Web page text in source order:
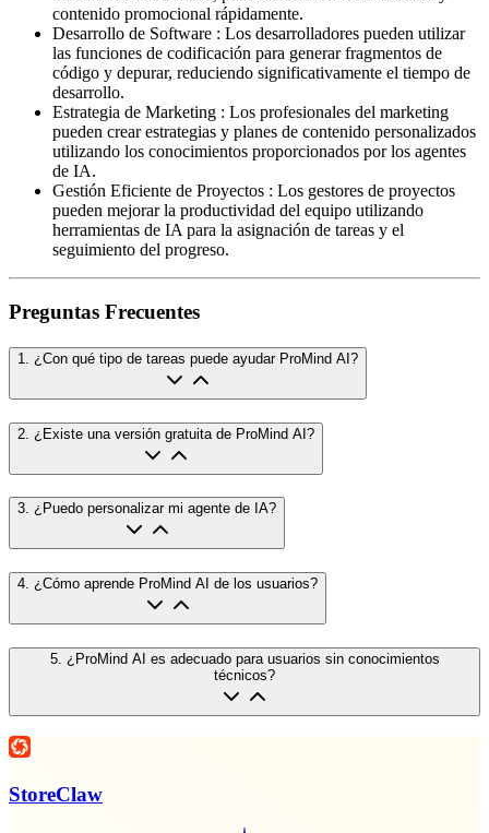
contenido promocional rápidamente.
Desarrollo de Software : Los desarrolladores pueden utilizar
las funciones de codificación para generar fragmentos de
código y depurar, reduciendo significativamente el tiempo de
desarrollo.
Estrategia de Marketing : Los profesionales del marketing
pueden crear estrategias y planes de contenido personalizados
utilizando los conocimientos proporcionados por los agentes
de IA.
Gestión Eficiente de Proyectos : Los gestores de proyectos
pueden mejorar la productividad del equipo utilizando
herramientas de IA para la asignación de tareas y el
seguimiento del progreso.
Preguntas Frecuentes
1 ¿Con qué tipo de tareas puede ayudar ProMind AI?
2 ¿Existe una versión gratuita de ProMind AI?
3. ¿Puedo personalizar mi agente de IA?
4 ¿Cómo aprende ProMind AI de los usuarios?
5. ¿ProMind AI es adecuado para usuarios sin conocimientos
técnicos?
StoreClaw